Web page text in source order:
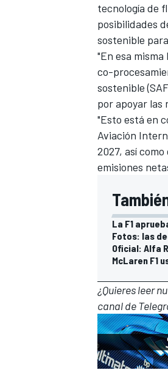
tecnología de
posibilidades
sostenible
"En esa
co-
sostenible
por apoyar las
"Esto está en
Aviación
2027, así
emisiones
La F1
Fotos: las
Oficial: Alfa
McLaren F1
¿Quieres leer
canal de